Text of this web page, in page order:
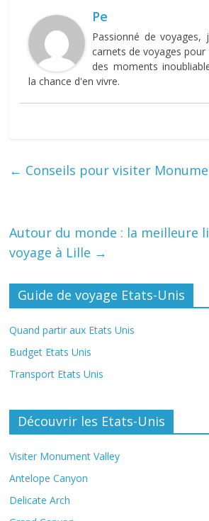
Pe
Passionné de voyages,
carnets de voyages
des moments
la chance d'en vivre.
← Conseils pour visiter
Autour du monde : la meilleure
voyage à Lille →
Guide de voyage Etats-Unis
Quand partir aux Etats Unis
Budget Etats Unis
Transport Etats Unis
Découvrir les Etats-Unis
Visiter Monument Valley
Antelope Canyon
Delicate Arch